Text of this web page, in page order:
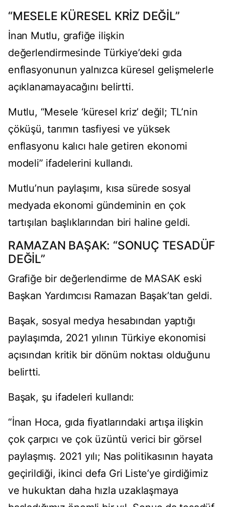
“MESELE KÜRESEL KRİZ DEĞİL”
İnan Mutlu, grafiğe ilişkin
değerlendirmesinde Türkiye’deki gıda
enflasyonunun yalnızca küresel gelişmelerle
açıklanamayacağını belirtti.
Mutlu, “Mesele ‘küresel kriz’ değil; TL’nin
çöküşü, tarımın tasfiyesi ve yüksek
enflasyonu kalıcı hale getiren ekonomi
modeli” ifadelerini kullandı.
Mutlu’nun paylaşımı, kısa sürede sosyal
medyada ekonomi gündeminin en çok
tartışılan başlıklarından biri haline geldi.
RAMAZAN BAŞAK: “SONUÇ TESADÜF
DEĞİL”
Grafiğe bir değerlendirme de MASAK eski
Başkan Yardımcısı Ramazan Başak’tan geldi.
Başak, sosyal medya hesabından yaptığı
paylaşımda, 2021 yılının Türkiye ekonomisi
açısından kritik bir dönüm noktası olduğunu
belirtti.
Başak, şu ifadeleri kullandı:
“İnan Hoca, gıda fiyatlarındaki artışa ilişkin
çok çarpıcı ve çok üzüntü verici bir görsel
paylaşmış. 2021 yılı; Nas politikasının hayata
geçirildiği, ikinci defa Gri Liste’ye girdiğimiz
ve hukuktan daha hızla uzaklaşmaya